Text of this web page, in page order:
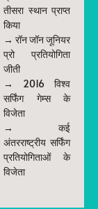
तीसरा स्थान प्राप्त
किया
→ रॉन जॉन जूनियर
प्रो प्रतियोगिता
जीती
→ 2016 विश्व
सर्फिंग गेम्स के
विजेता
→ कई
अंतरराष्ट्रीय सर्फिंग
प्रतियोगिताओं के
विजेता